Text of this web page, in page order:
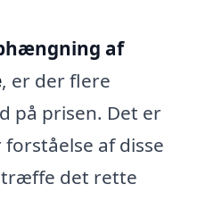
af
, er der flere
på prisen. Det er
af disse
det rette